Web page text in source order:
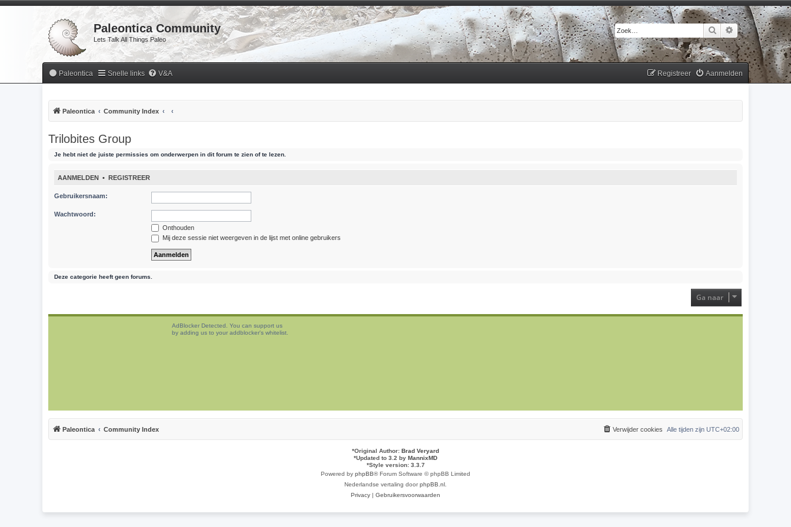
Paleontica Community
Lets Talk All Things Paleo
Zoek Uitgebreid
Paleontica Snelle links V&A Aanmelden
Registreer
Paleontica Community Index
Trilobites Group
Je hebt niet de juiste permissies om onderwerpen in dit forum te zien of te lezen.
AANMELDEN • REGISTREER
Gebruikersnaam:
Wachtwoord:
Onthouden
Mij deze sessie niet weergeven in de lijst met online gebruikers
Deze categorie heeft geen forums.
Ga naar
AdBlocker Detected. You can support us
by adding us to your addblocker's whitelist.
Paleontica Community Index Alle tijden zijn UTC+02:00
Verwijder cookies
*Original Author: Brad Veryard
*Updated to 3.2 by MannixMD
*Style version: 3.3.7
Powered by phpBB® Forum Software © phpBB Limited
Nederlandse vertaling doorphpBB.nl
Privacy | Gebruikersvoorwaarden